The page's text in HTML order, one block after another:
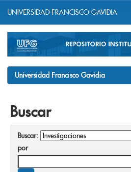
navigation
UNIVERSIDAD FRANCISCO GAVIDIA
Universidad Francisco Gavidia
Buscar
Buscar:
por